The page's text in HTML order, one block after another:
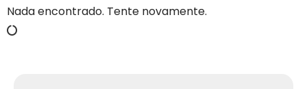
Nada encontrado. Tente novamente.